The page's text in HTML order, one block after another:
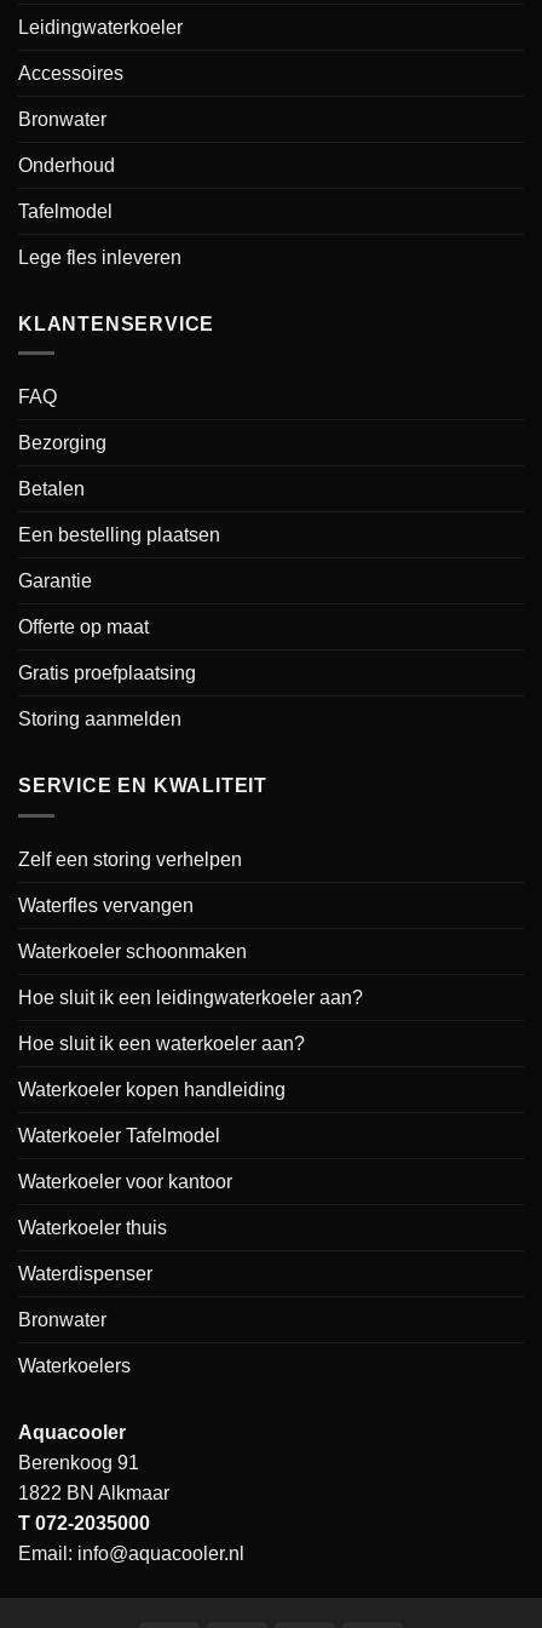
Leidingwaterkoeler
Accessoires
Bronwater
Onderhoud
Tafelmodel
Lege fles inleveren
KLANTENSERVICE
FAQ
Bezorging
Betalen
Een bestelling plaatsen
Garantie
Offerte op maat
Gratis proefplaatsing
Storing aanmelden
SERVICE EN KWALITEIT
Zelf een storing verhelpen
Waterfles vervangen
Waterkoeler schoonmaken
Hoe sluit ik een leidingwaterkoeler aan?
Hoe sluit ik een waterkoeler aan?
Waterkoeler kopen handleiding
Waterkoeler Tafelmodel
Waterkoeler voor kantoor
Waterkoeler thuis
Waterdispenser
Bronwater
Waterkoelers
Aquacooler
Berenkoog 91
1822 BN Alkmaar
T 072-2035000
Email: info@aquacooler.nl